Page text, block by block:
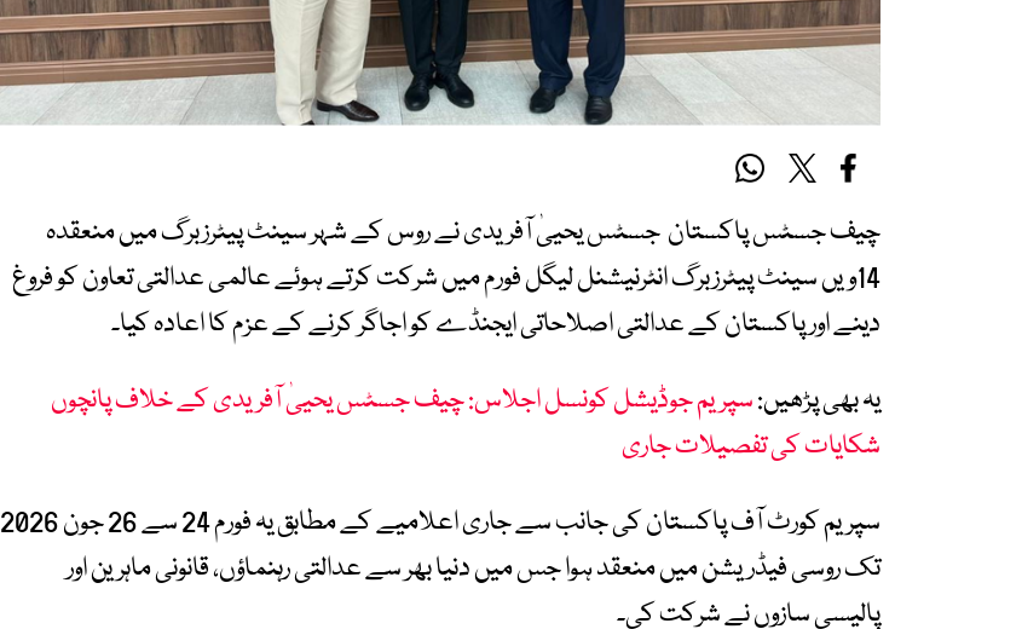
چیف جسٹس پاکستان جسٹس یحییٰ آفریدی نے روس کے شہر سینٹ پیٹرزبرگ میں منعقدہ
14ویں سینٹ پیٹرزبرگ انٹرنیشنل لیگل فورم میں شرکت کرتے ہوئے عالمی عدالتی تعاون کو فروغ
دینے اور پاکستان کے عدالتی اصلاحاتی ایجنڈے کو اجاگر کرنے کے عزم کا اعادہ کیا۔
یہ بھی پڑھیں:سپریم جوڈیشل کونسل اجلاس: چیف جسٹس یحییٰ آفریدی کے خلاف پانچوں
شکایات کی تفصیلات جاری
سپریم کورٹ آف پاکستان کی جانب سے جاری اعلامیے کے مطابق یہ فورم 24 سے 26 جون 2026
تک روسی فیڈریشن میں منعقد ہوا جس میں دنیا بھر سے عدالتی رہنماؤں، قانونی ماہرین اور
پالیسی سازوں نے شرکت کی۔